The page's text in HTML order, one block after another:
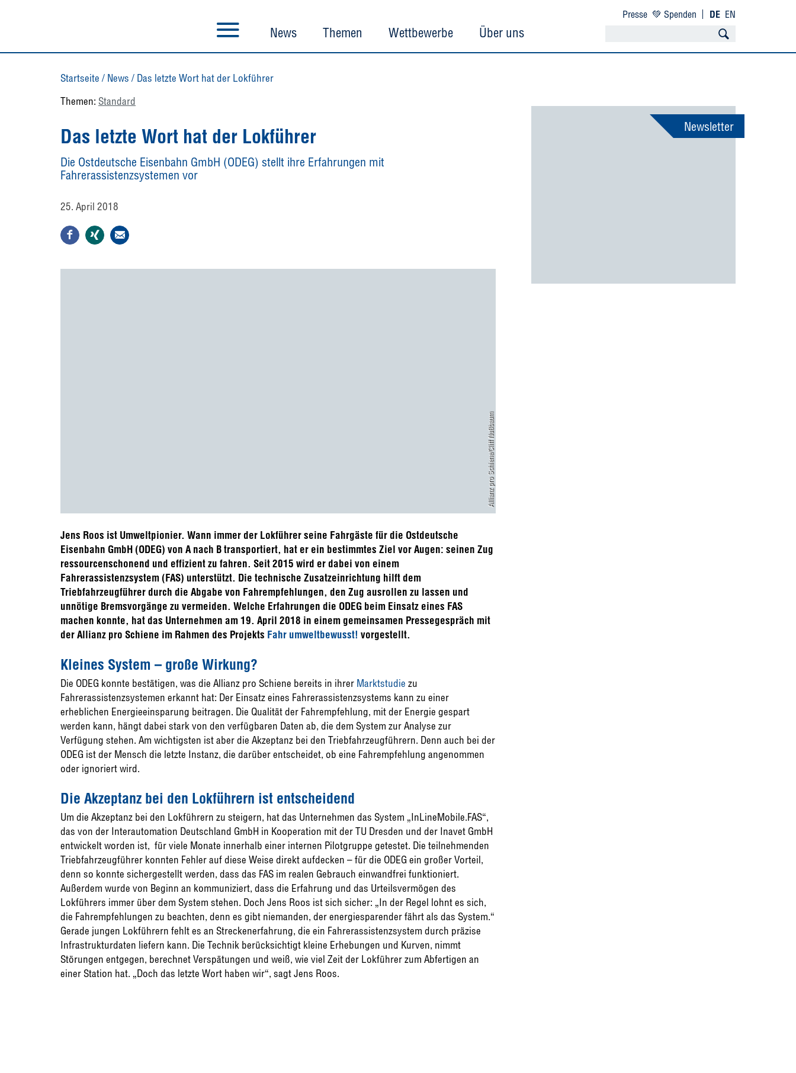
News Themen Wettbewerbe Über uns
Presse 💚 Spenden DE EN
Startseite / News / Das letzte Wort hat der Lokführer
Themen: Standard
Das letzte Wort hat der Lokführer
Die Ostdeutsche Eisenbahn GmbH (ODEG) stellt ihre Erfahrungen mit
Fahrerassistenzsystemen vor
25. April 2018
Allianz pro Schiene/Cliff Nußbaum
Jens Roos ist Umweltpionier. Wann immer der Lokführer seine Fahrgäste für die Ostdeutsche
Eisenbahn GmbH (ODEG) von A nach B transportiert, hat er ein bestimmtes Ziel vor Augen: seinen Zug
ressourcenschonend und effizient zu fahren. Seit 2015 wird er dabei von einem
Fahrerassistenzsystem (FAS) unterstützt. Die technische Zusatzeinrichtung hilft dem
Triebfahrzeugführer durch die Abgabe von Fahrempfehlungen, den Zug ausrollen zu lassen und
unnötige Bremsvorgänge zu vermeiden. Welche Erfahrungen die ODEG beim Einsatz eines FAS
machen konnte, hat das Unternehmen am 19. April 2018 in einem gemeinsamen Pressegespräch mit
der Allianz pro Schiene im Rahmen des Projekts Fahr umweltbewusst! vorgestellt.
Kleines System – große Wirkung?
Die ODEG konnte bestätigen, was die Allianz pro Schiene bereits in ihrer Marktstudie zu
Fahrerassistenzsystemen erkannt hat: Der Einsatz eines Fahrerassistenzsystems kann zu einer
erheblichen Energieeinsparung beitragen. Die Qualität der Fahrempfehlung, mit der Energie gespart
werden kann, hängt dabei stark von den verfügbaren Daten ab, die dem System zur Analyse zur
Verfügung stehen. Am wichtigsten ist aber die Akzeptanz bei den Triebfahrzeugführern. Denn auch bei der
ODEG ist der Mensch die letzte Instanz, die darüber entscheidet, ob eine Fahrempfehlung angenommen
oder ignoriert wird.
Die Akzeptanz bei den Lokführern ist entscheidend
Um die Akzeptanz bei den Lokführern zu steigern, hat das Unternehmen das System „InLineMobile.FAS“,
das von der Interautomation Deutschland GmbH in Kooperation mit der TU Dresden und der Inavet GmbH
entwickelt worden ist, für viele Monate innerhalb einer internen Pilotgruppe getestet. Die teilnehmenden
Triebfahrzeugführer konnten Fehler auf diese Weise direkt aufdecken – für die ODEG ein großer Vorteil,
denn so konnte sichergestellt werden, dass das FAS im realen Gebrauch einwandfrei funktioniert.
Außerdem wurde von Beginn an kommuniziert, dass die Erfahrung und das Urteilsvermögen des
Lokführers immer über dem System stehen. Doch Jens Roos ist sich sicher: „In der Regel lohnt es sich,
die Fahrempfehlungen zu beachten, denn es gibt niemanden, der energiesparender fährt als das System.“
Gerade jungen Lokführern fehlt es an Streckenerfahrung, die ein Fahrerassistenzsystem durch präzise
Infrastrukturdaten liefern kann. Die Technik berücksichtigt kleine Erhebungen und Kurven, nimmt
Störungen entgegen, berechnet Verspätungen und weiß, wie viel Zeit der Lokführer zum Abfertigen an
einer Station hat. „Doch das letzte Wort haben wir“, sagt Jens Roos.
Newsletter